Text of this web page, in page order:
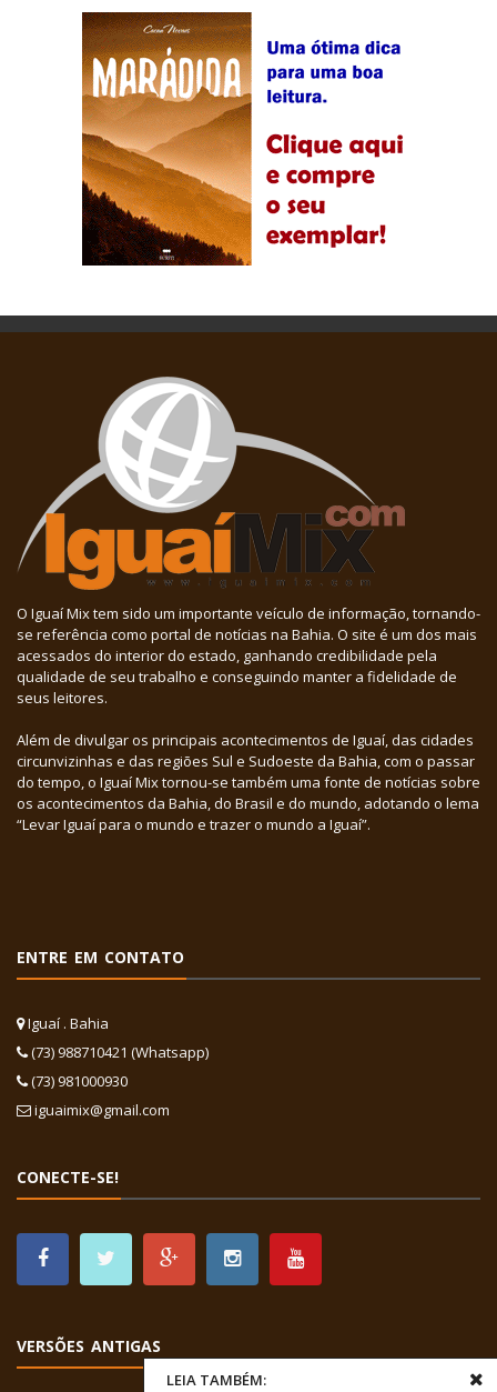
LEIA TAMBÉM:
O Iguaí Mix tem sido um importante veículo de informação, tornando-
se referência como portal de notícias na Bahia. O site é um dos mais
acessados do interior do estado, ganhando credibilidade pela
qualidade de seu trabalho e conseguindo manter a fidelidade de
seus leitores.
Além de divulgar os principais acontecimentos de Iguaí, das cidades
circunvizinhas e das regiões Sul e Sudoeste da Bahia, com o passar
do tempo, o Iguaí Mix tornou-se também uma fonte de notícias sobre
os acontecimentos da Bahia, do Brasil e do mundo, adotando o lema
“Levar Iguaí para o mundo e trazer o mundo a Iguaí”.
ENTRE EM CONTATO
Iguaí . Bahia
(73) 988710421 (Whatsapp)
(73) 981000930
iguaimix@gmail.com
CONECTE-SE!
VERSÕES ANTIGAS